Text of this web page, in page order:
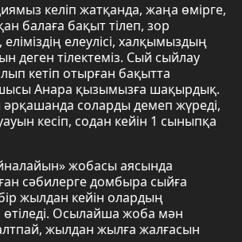
келіп жатқанда, жаңа өмірге,
балаға бақыт тілеп, зор
елеулісі, халқымыздың
деген тілектеміз. Сый сыйлау
кетіп отырған бақытта
Анара қызымызға шақырдық.
соларды демеп жүреді,
кесіп, содан кейін 1 сыныпқа
жобасы аясында
сәбилерге домбыра сыйға
жылдан кейін олардың
өтіледі. Осылайша жоба мән
жылдан жылға жалғасын